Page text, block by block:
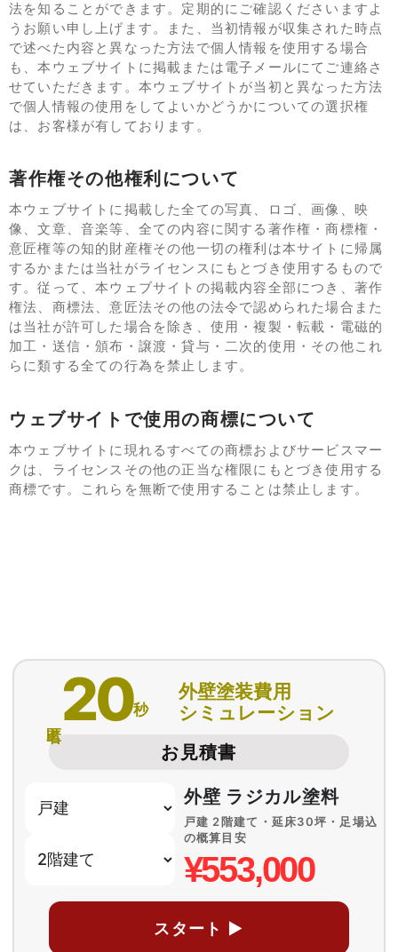
法を知ることができます。定期的にご確認くださいますよ
うお願い申し上げます。また、当初情報が収集された時点
で述べた内容と異なった方法で個人情報を使用する場合
も、本ウェブサイトに掲載または電子メールにてご連絡さ
せていただきます。本ウェブサイトが当初と異なった方法
で個人情報の使用をしてよいかどうかについての選択権
は、お客様が有しております。
著作権その他権利について
本ウェブサイトに掲載した全ての写真、ロゴ、画像、映
像、文章、音楽等、全ての内容に関する著作権・商標権・
意匠権等の知的財産権その他一切の権利は本サイトに帰属
するかまたは当社がライセンスにもとづき使用するもので
す。従って、本ウェブサイトの掲載内容全部につき、著作
権法、商標法、意匠法その他の法令で認められた場合また
は当社が許可した場合を除き、使用・複製・転載・電磁的
加工・送信・頒布・譲渡・貸与・二次的使用・その他これ
らに類する全ての行為を禁止します。
ウェブサイトで使用の商標について
本ウェブサイトに現れるすべての商標およびサービスマー
クは、ライセンスその他の正当な権限にもとづき使用する
商標です。これらを無断で使用することは禁止します。
20秒
外壁塗装費用
シミュレーション
お見積書
外壁 ラジカル塗料
戸建 2階建て・延床30坪・足場込
の概算目安
¥553,000
スタート ▶